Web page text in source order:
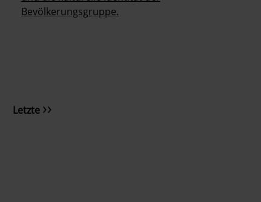
Bevölkerungsgruppe.
Letzte
Letzte